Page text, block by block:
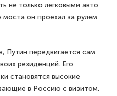
не только легковыми авто
он проехал за рулем
Путин передвигается сам
резиденций. Его
становятся высокие
в Россию с визитом,